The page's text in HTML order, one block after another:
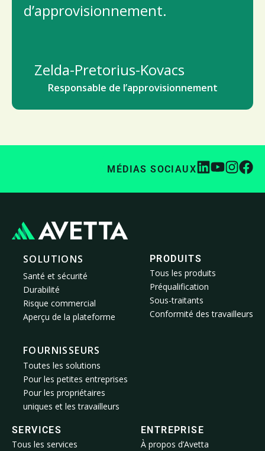
d’approvisionnement.
Zelda-Pretorius-Kovacs
Responsable de l’approvisionnement
MÉDIAS SOCIAUX
SOLUTIONS
Santé et sécurité
Durabilité
Risque commercial
Aperçu de la plateforme
FOURNISSEURS
Toutes les solutions
Pour les petites entreprises
Pour les propriétaires
uniques et les travailleurs
PRODUITS
Tous les produits
Préqualification
Sous-traitants
Conformité des travailleurs
SERVICES
Tous les services
ENTREPRISE
À propos d’Avetta